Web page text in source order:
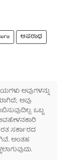
ಅಪರಾಧ
ಅವುಗಳನ್ನು
ಅವು
ಒಬ್ಬ
ಸರ್ಕಾರದ
ಅಂತಹ